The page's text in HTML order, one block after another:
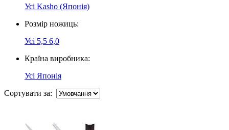
Усі Kasho (Японія)
Розмір ножиць:
Усі 5,5 6,0
Країна виробника:
Усі Японія
Сортувати за: